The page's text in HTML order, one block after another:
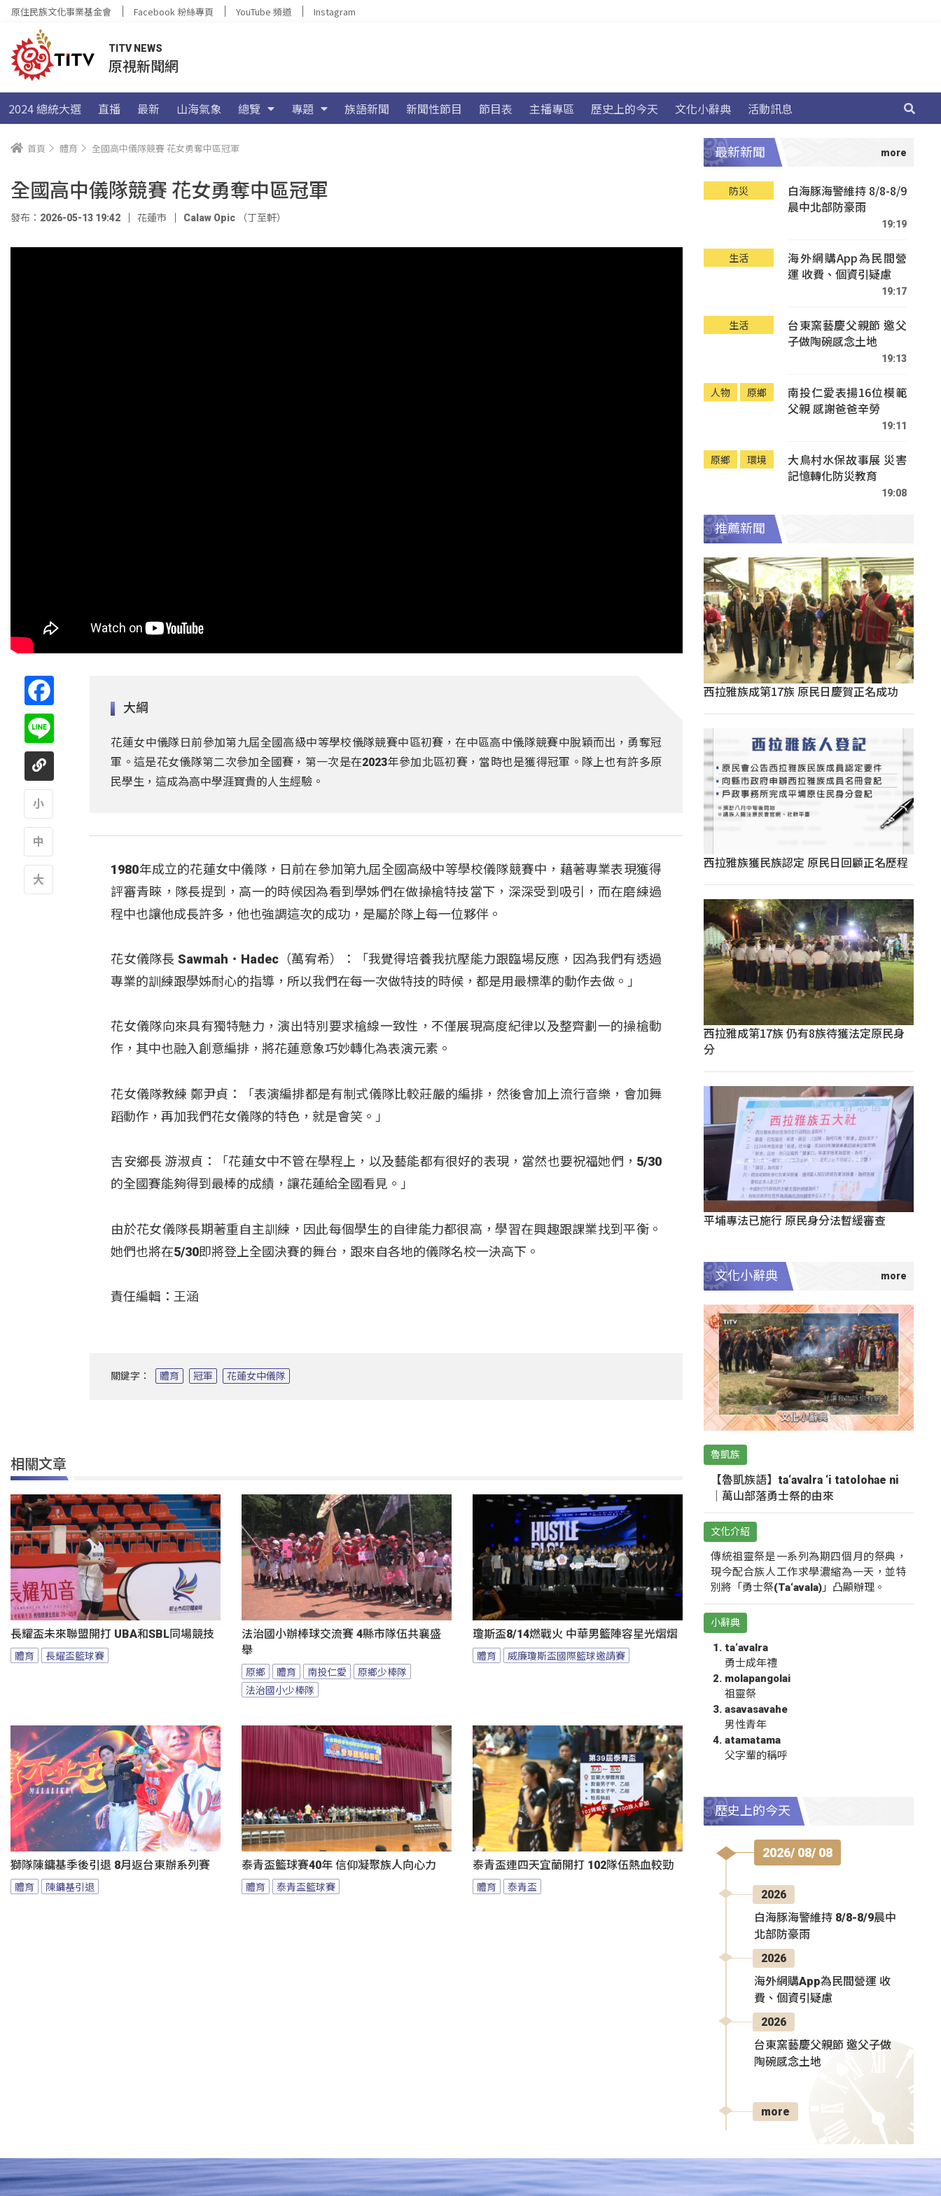
原住民族文化事業基金會 Facebook 粉絲專頁 YouTube 頻道 Instagram
TITV NEWS
原視新聞網
2024 總統大選 直播 最新 山海氣象 總覽 專題 族語新聞 新聞性節目 節目表 主播專區 歷史上的今天 文化小辭典 活動訊息
首頁 體育 全國高中儀隊競賽 花女勇奪中區冠軍
全國高中儀隊競賽 花女勇奪中區冠軍
發布：2026-05-13 19:42 花蓮市 Calaw Opic （丁至軒）
大綱
花蓮女中儀隊日前參加第九屆全國高級中等學校儀隊競賽中區初賽，在中區高中儀隊競賽中脫穎而出，勇奪冠
軍。這是花女儀隊第二次參加全國賽，第一次是在2023年參加北區初賽，當時也是獲得冠軍。隊上也有許多原
民學生，這成為高中學涯寶貴的人生經驗。
1980年成立的花蓮女中儀隊，日前在參加第九屆全國高級中等學校儀隊競賽中，藉著專業表現獲得
評審青睞，隊長提到，高一的時候因為看到學姊們在做操槍特技當下，深深受到吸引，而在磨練過
程中也讓他成長許多，他也強調這次的成功，是屬於隊上每一位夥伴。
花女儀隊長 Sawmah‧Hadec（萬宥希）：「我覺得培養我抗壓能力跟臨場反應，因為我們有透過
專業的訓練跟學姊耐心的指導，所以我們在每一次做特技的時候，都是用最標準的動作去做。」
花女儀隊向來具有獨特魅力，演出特別要求槍線一致性，不僅展現高度紀律以及整齊劃一的操槍動
作，其中也融入創意編排，將花蓮意象巧妙轉化為表演元素。
花女儀隊教練 鄭尹貞：「表演編排都是有制式儀隊比較莊嚴的編排，然後會加上流行音樂，會加舞
蹈動作，再加我們花女儀隊的特色，就是會笑。」
吉安鄉長 游淑貞：「花蓮女中不管在學程上，以及藝能都有很好的表現，當然也要祝福她們，5/30
的全國賽能夠得到最棒的成績，讓花蓮給全國看見。」
由於花女儀隊長期著重自主訓練，因此每個學生的自律能力都很高，學習在興趣跟課業找到平衡。
她們也將在5/30即將登上全國決賽的舞台，跟來自各地的儀隊名校一決高下。
責任編輯：王涵
關鍵字： 體育 冠軍 花蓮女中儀隊
相關文章
長耀盃未來聯盟開打 UBA和SBL同場競技
體育 長耀盃籃球賽
法治國小辦棒球交流賽 4縣市隊伍共襄盛
舉
原鄉 體育 南投仁愛
原鄉少棒隊
法治國小少棒隊
瓊斯盃8/14燃戰火 中華男籃陣容星光熠熠
體育 威廉瓊斯盃國際籃球邀請賽
獅隊陳鏞基季後引退 8月返台東辦系列賽
體育 陳鏞基引退
泰青盃籃球賽40年 信仰凝聚族人向心力
體育 泰青盃籃球賽
泰青盃連四天宜蘭開打 102隊伍熱血較勁
體育 泰青盃
最新新聞
防災
白海豚海警維持 8/8-8/9
晨中北部防豪雨
19:19
生活
海外網購App為民間營
運 收費、個資引疑慮
19:17
生活
台東窯藝慶父親節 邀父
子做陶碗感念土地
19:13
人物 原鄉
南投仁愛表揚16位模範
父親 感謝爸爸辛勞
19:11
原鄉 環境
大鳥村水保故事展 災害
記憶轉化防災教育
19:08
推薦新聞
西拉雅族成第17族 原民日慶賀正名成功
西拉雅族獲民族認定 原民日回顧正名歷程
西拉雅成第17族 仍有8族待獲法定原民身
分
平埔專法已施行 原民身分法暫緩審查
文化小辭典
魯凱族
【魯凱族語】ta‘avalra ‘i tatolohae ni
｜萬山部落勇士祭的由來
文化介紹
傳統祖靈祭是一系列為期四個月的祭典，
現今配合族人工作求學濃縮為一天，並特
別將「勇士祭(Ta‘avala)」凸顯辦理。
小辭典
ta‘avalra
勇士成年禮
molapangolai
祖靈祭
asavasavahe
男性青年
atamatama
父字輩的稱呼
歷史上的今天
2026/ 08/ 08
2026
白海豚海警維持 8/8-8/9晨中
北部防豪雨
2026
海外網購App為民間營運 收
費、個資引疑慮
2026
台東窯藝慶父親節 邀父子做
陶碗感念土地
more